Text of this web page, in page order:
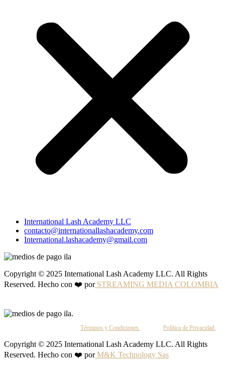
International Lash Academy LLC
contacto@internationallashacademy.com
International.lashacademy@gmail.com
Copyright © 2025 International Lash Academy LLC. All Rights
Reserved. Hecho con ❤️ porSTREAMING MEDIA COLOMBIA
Términos y Condiciones Política de Privacidad
Copyright © 2025 International Lash Academy LLC. All Rights
Reserved. Hecho con ❤️ porM&K Technology Sas